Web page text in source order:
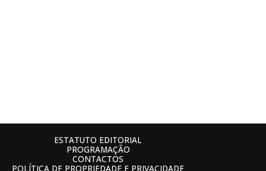
ESTATUTO EDITORIAL
PROGRAMAÇÃO
CONTACTOS
POLÍTICA DE PROPRIEDADE E PRIVACIDADE